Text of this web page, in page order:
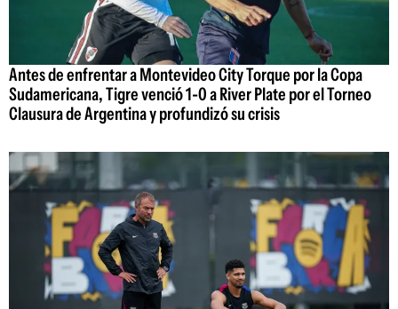
Antes de enfrentar a Montevideo City Torque por la Copa
Sudamericana, Tigre venció 1-0 a River Plate por el Torneo
Clausura de Argentina y profundizó su crisis